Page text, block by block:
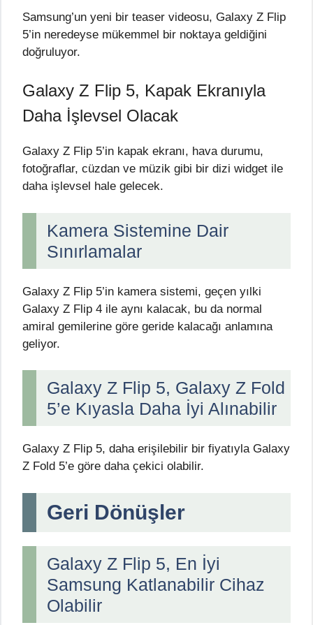
Samsung’un yeni bir teaser videosu, Galaxy Z Flip
5’in neredeyse mükemmel bir noktaya geldiğini
doğruluyor.
Galaxy Z Flip 5, Kapak Ekranıyla
Daha İşlevsel Olacak
Galaxy Z Flip 5’in kapak ekranı, hava durumu,
fotoğraflar, cüzdan ve müzik gibi bir dizi widget ile
daha işlevsel hale gelecek.
Kamera Sistemine Dair
Sınırlamalar
Galaxy Z Flip 5’in kamera sistemi, geçen yılki
Galaxy Z Flip 4 ile aynı kalacak, bu da normal
amiral gemilerine göre geride kalacağı anlamına
geliyor.
Galaxy Z Flip 5, Galaxy Z Fold
5’e Kıyasla Daha İyi Alınabilir
Galaxy Z Flip 5, daha erişilebilir bir fiyatıyla Galaxy
Z Fold 5’e göre daha çekici olabilir.
Geri Dönüşler
Galaxy Z Flip 5, En İyi
Samsung Katlanabilir Cihaz
Olabilir